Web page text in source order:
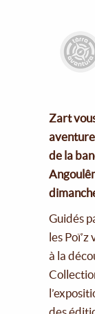
Zart
de la
Guidés
les
à la
des